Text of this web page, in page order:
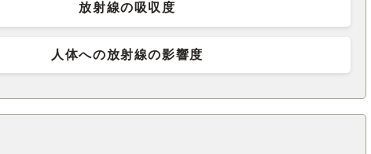
放射線の吸収度
人体への放射線の影響度